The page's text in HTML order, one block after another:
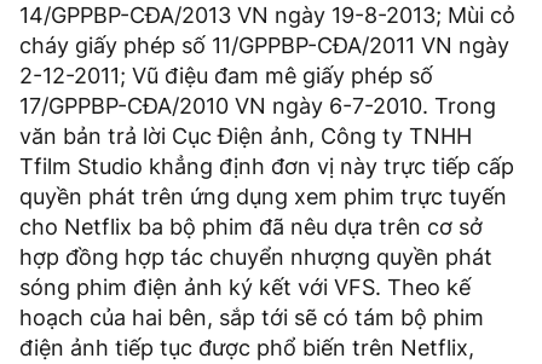
14/GPPBP-CÐA/2013 VN ngày 19-8-2013; Mùi cỏ
cháy giấy phép số 11/GPPBP-CÐA/2011 VN ngày
2-12-2011; Vũ điệu đam mê giấy phép số
17/GPPBP-CÐA/2010 VN ngày 6-7-2010. Trong
văn bản trả lời Cục Ðiện ảnh, Công ty TNHH
Tfilm Studio khẳng định đơn vị này trực tiếp cấp
quyền phát trên ứng dụng xem phim trực tuyến
cho Netflix ba bộ phim đã nêu dựa trên cơ sở
hợp đồng hợp tác chuyển nhượng quyền phát
sóng phim điện ảnh ký kết với VFS. Theo kế
hoạch của hai bên, sắp tới sẽ có tám bộ phim
điện ảnh tiếp tục được phổ biến trên Netflix,